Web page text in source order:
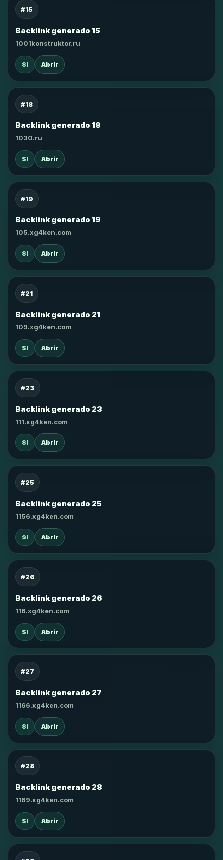
#15
Backlink generado 15
1001konstruktor.ru
SI Abrir
#18
Backlink generado 18
1030.ru
SI Abrir
#19
Backlink generado 19
105.xg4ken.com
SI Abrir
#21
Backlink generado 21
109.xg4ken.com
SI Abrir
#23
Backlink generado 23
111.xg4ken.com
SI Abrir
#25
Backlink generado 25
1156.xg4ken.com
SI Abrir
#26
Backlink generado 26
116.xg4ken.com
SI Abrir
#27
Backlink generado 27
1166.xg4ken.com
SI Abrir
#28
Backlink generado 28
1169.xg4ken.com
SI Abrir